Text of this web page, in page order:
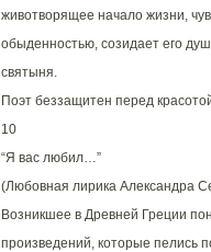
животворящее начало жизни,
обыденностью, созидает его
святыня.
Поэт беззащитен перед
10
“Я вас любил…”
(Любовная лирика Александра
Возникшее в Древней Греции
произведений, которые пелись